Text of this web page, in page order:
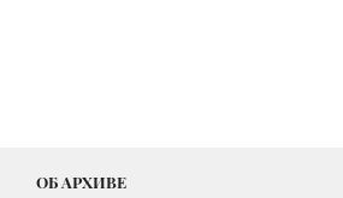
ОБ АРХИВЕ